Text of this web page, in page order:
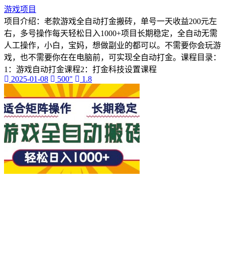
城市雪景
雪景素材
夕阳素材
自然风光
视频剪辑素材
自然风光素材
VLOG素材
高清视频素材
免费视频素材
横屏视频素材
海水沙滩素材
手机摄影
deepseek
数字人
自媒体
游戏项目
项目介绍：老款游戏全自动打金搬砖，单号一天收益200元左
右，多号操作每天轻松日入1000+项目长期稳定，全自动无需
人工操作，小白，宝妈，想做副业的都可以。不需要你会玩游
戏，也不需要你在在电脑前，可实现全自动打金。课程目录：
1：游戏自动打金课程2：打金科技设置课程
2025-01-08
500" 1.8